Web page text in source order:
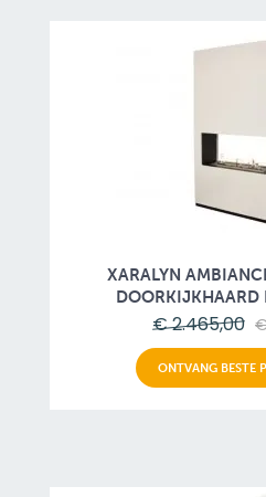
XARALYN
€ 2.465,00
ONTVANG BESTE